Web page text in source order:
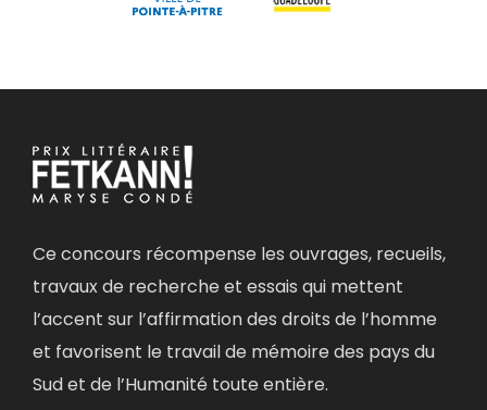
Ce concours récompense les ouvrages, recueils,
travaux de recherche et essais qui mettent
l’accent sur l’affirmation des droits de l’homme
et favorisent le travail de mémoire des pays du
Sud et de l’Humanité toute entière.